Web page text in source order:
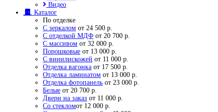
Видео
Каталог
По отделке
С зеркалом от 24 500 р.
С отделкой МДФ от 20 700 р.
С массивом от 32 000 р.
Порошковые от 13 000 р.
С винилискожей от 11 000 р.
Отделка вагонка от 17 500 р.
Отделка ламинатом от 13 000 р.
Отделка фотопанель от 23 000 р.
Белые от 20 700 р.
Двери на заказ от 11 000 р.
Со стекломот 12 000 р.